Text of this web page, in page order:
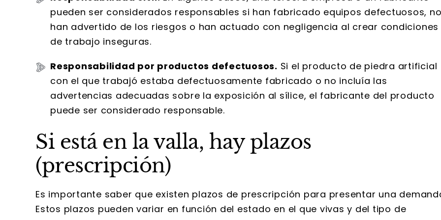
pueden ser considerados responsables si han fabricado equipos defectuosos, no
han advertido de los riesgos o han actuado con negligencia al crear condiciones
de trabajo inseguras.
Responsabilidad por productos defectuosos. Si el producto de piedra artificial
con el que trabajó estaba defectuosamente fabricado o no incluía las
advertencias adecuadas sobre la exposición al sílice, el fabricante del producto
puede ser considerado responsable.
Si está en la valla, hay plazos
(prescripción)
Es importante saber que existen plazos de prescripción para presentar una
Estos plazos pueden variar en función del estado en el que vivas y del tipo de